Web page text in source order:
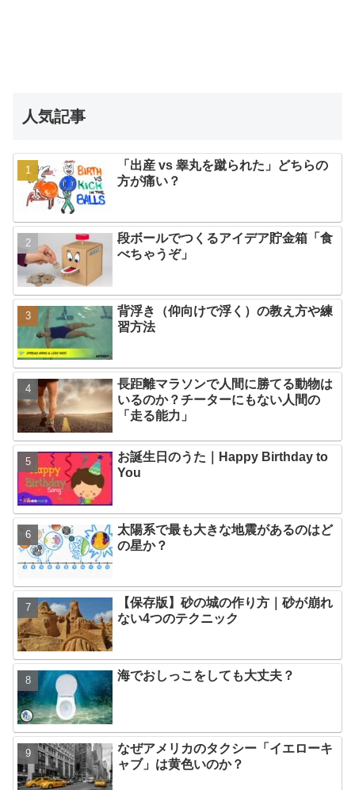
人気記事
「出産 vs 睾丸を蹴られた」どちらの
方が痛い？
段ボールでつくるアイデア貯金箱「食
べちゃうぞ」
背浮き（仰向けで浮く）の教え方や練
習方法
長距離マラソンで人間に勝てる動物は
いるのか？チーターにもない人間の
「走る能力」
お誕生日のうた｜Happy Birthday to
You
太陽系で最も大きな地震があるのはど
の星か？
【保存版】砂の城の作り方｜砂が崩れ
ない4つのテクニック
海でおしっこをしても大丈夫？
なぜアメリカのタクシー「イエローキ
ャブ」は黄色いのか？